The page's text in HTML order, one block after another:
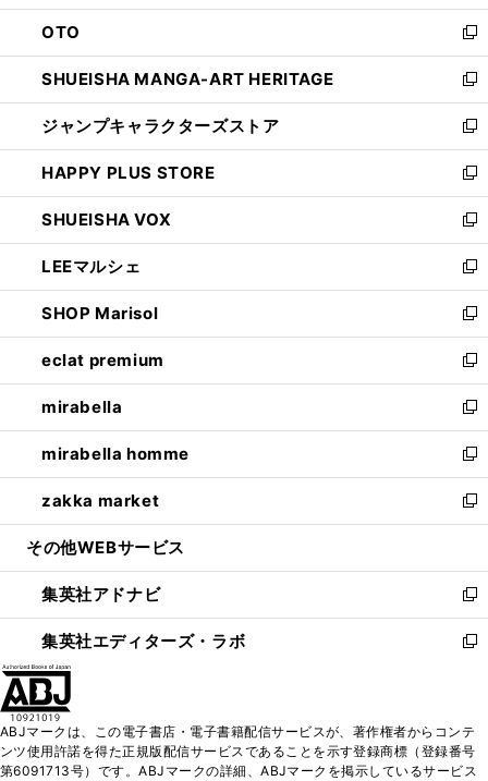
ウ
で
開
く
ン
ド
ウ
で
開
く
OTO
新
し
い
ウ
ィ
ン
ド
ウ
で
開
く
SHUEISHA MANGA-ART HERITAGE
新
し
い
ウ
ィ
ン
ド
ウ
で
開
く
ジャンプキャラクターズストア
新
し
い
ウ
ィ
ン
ド
ウ
で
開
く
HAPPY PLUS STORE
新
し
い
ウ
ィ
ン
ド
ウ
で
開
く
SHUEISHA VOX
新
し
い
ウ
ィ
ン
ド
ウ
で
開
く
LEEマルシェ
新
し
い
ウ
ィ
ン
ド
ウ
で
開
く
SHOP Marisol
新
し
い
ウ
ィ
ン
ド
ウ
で
開
eclat premium
新
し
い
ウ
ィ
ン
ド
ウ
開
く
mirabella
新
し
い
ウ
ィ
ン
ウ
で
開
く
mirabella homme
新
し
い
ウ
ン
ド
ウ
で
zakka market
新
し
ウ
ィ
ン
ド
く
その他WEBサービス
集英社アドナビ
新
し
い
ド
ウ
集英社エディターズ・ラボ
新
ィ
ン
ABJマークは、この電子書店・電子書籍配信サービスが、著作権者からコンテ
ンツ使用許諾を得た正規版配信サービスであることを示す登録商標（登録番号
第6091713号）です。ABJマークの詳細、ABJマークを掲示しているサービス